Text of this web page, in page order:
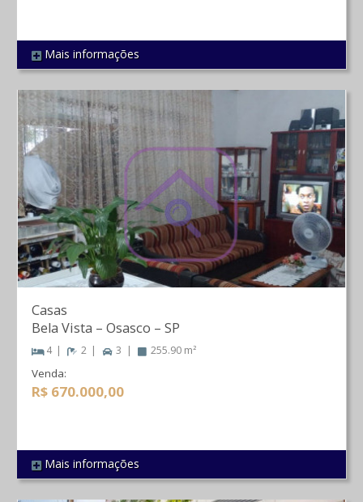
REF 26
Mais informações
REF 5
Casas
Bela Vista – Osasco – SP
4 2 3 255.90 m²
Venda:
R$ 670.000,00
Mais informações